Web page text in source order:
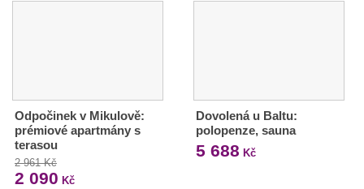
Odpočinek v Mikulově:
prémiové apartmány s
terasou
2 961 Kč
2 090 Kč
Dovolená u Baltu:
polopenze, sauna
5 688 Kč